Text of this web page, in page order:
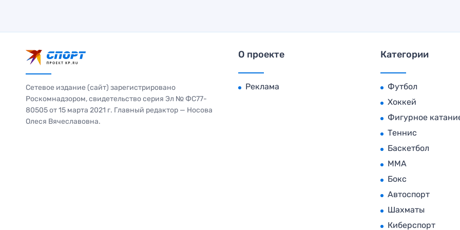
Сетевое издание (сайт) зарегистрировано
Роскомнадзором, свидетельство серия Эл № ФС77-
80505 от 15 марта 2021 г. Главный редактор — Носова
Олеся Вячеславовна.
О проекте
Реклама
Категории
Футбол
Хоккей
Фигурное
Теннис
Баскетбол
MMA
Бокс
Автоспорт
Шахматы
Киберспорт